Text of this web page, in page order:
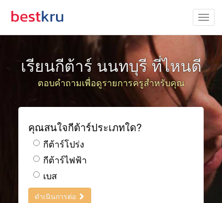
เรียนกีต้าร์ นนทบุรี ที่ไหนดี
ตอบคำถามเพื่อดูรายการครูสำหรับคุณ
คุณสนใจกีต้าร์ประเภทใด?
กีต้าร์โปร่ง
กีต้าร์ไฟฟ้า
เบส
ดำเนินการต่อ